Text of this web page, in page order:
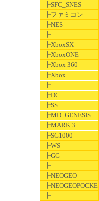
┣SFC_SNES
┣ファミコン
┣NES
┣
┣XboxSX
┣XboxONE
┣Xbox 360
┣Xbox
┣
┣DC
┣SS
┣MD_GENESIS
┣MARK 3
┣SG1000
┣WS
┣GG
┣
┣NEOGEO
┣NEOGEOPOCKET
┣